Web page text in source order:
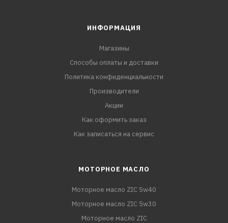
ИНФОРМАЦИЯ
Магазины
Способы оплаты и доставки
Политика конфиденциальности
Производители
Акции
Как оформить заказ
Как записаться на сервис
МОТОРНОЕ МАСЛО
Моторное масло ZIC 5w40
Моторное масло ZIC 5w30
Моторное масло ZIC